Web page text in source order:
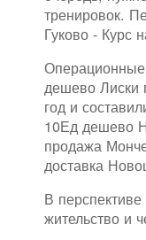
тренировок.
Гуково - Курс
дешево Лиски
год и
10Ед дешево
продажа
доставка
В
жительство и